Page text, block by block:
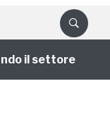
il settore